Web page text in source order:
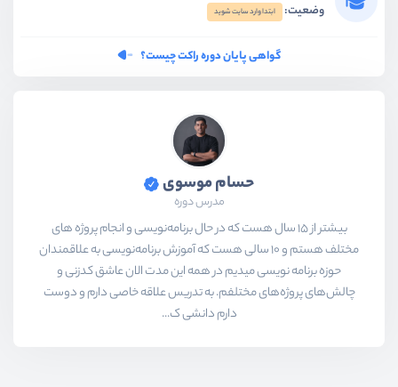
وضعیت: ابتدا وارد سایت شوید
گواهی پایان دوره راکت چیست؟
حسام موسوی
مدرس دوره
بیشتر از ۱۵ سال هست که در حال برنامه‌نویسی و انجام پروژه های
مختلف هستم و ۱۰ سالی هست که آموزش برنامه‌نویسی به علاقمندان
حوزه برنامه نویسی میدیم در همه این مدت الان عاشق کدزنی و
چالش‌های پروژه‌های مختلفم. به تدریس علاقه خاصی دارم و دوست
دارم دانشی ک...